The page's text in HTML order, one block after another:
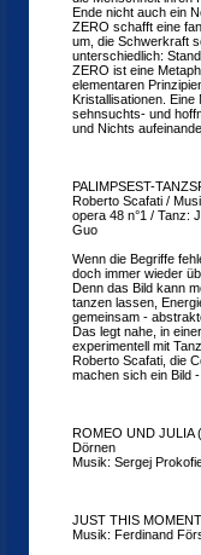
Ende nicht auch ein
ZERO schafft eine
um, die Schwerkraft
unterschiedlich:
ZERO ist eine
elementaren
Kristallisationen.
sehnsuchts- und
und Nichts
PALIMPSEST-
Roberto Scafati /
opera 48 n°1 / Tanz:
Guo
Wenn die Begriffe
doch immer wieder
Denn das Bild kann
tanzen lassen,
gemeinsam -
Das legt nahe, in
experimentell mit
Roberto Scafati, die
machen sich ein Bild
ROMEO UND JULIA
Dörnen
Musik: Sergej
JUST THIS
Musik: Ferdinand